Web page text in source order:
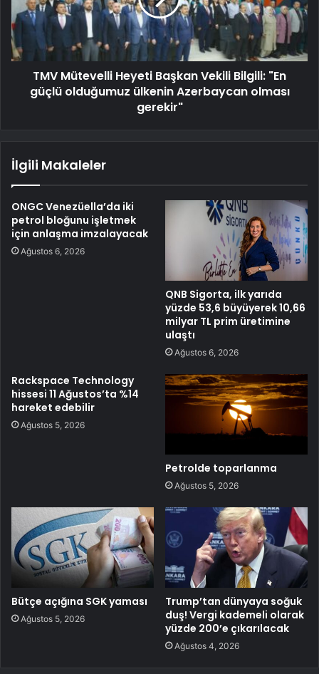
TMV Mütevelli Heyeti Başkan Vekili Bilgili: "En
güçlü olduğumuz ülkenin Azerbaycan olması
gerekir"
İlgili Makaleler
ONGC Venezüella’da iki
petrol bloğunu işletmek
için anlaşma imzalayacak
Ağustos 6, 2026
QNB Sigorta, ilk yarıda
yüzde 53,6 büyüyerek 10,66
milyar TL prim üretimine
ulaştı
Ağustos 6, 2026
Rackspace Technology
hissesi 11 Ağustos’ta %14
hareket edebilir
Ağustos 5, 2026
Petrolde toparlanma
Ağustos 5, 2026
Bütçe açığına SGK yaması
Ağustos 5, 2026
Trump’tan dünyaya soğuk
duş! Vergi kademeli olarak
yüzde 200’e çıkarılacak
Ağustos 4, 2026